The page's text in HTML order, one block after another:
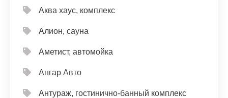
Аква хаус, комплекс
Алион, сауна
Аметист, автомойка
Ангар Авто
Антураж, гостинично-банный комплекс